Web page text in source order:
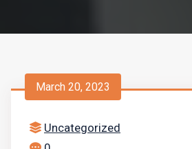
March 20, 2023
Uncategorized